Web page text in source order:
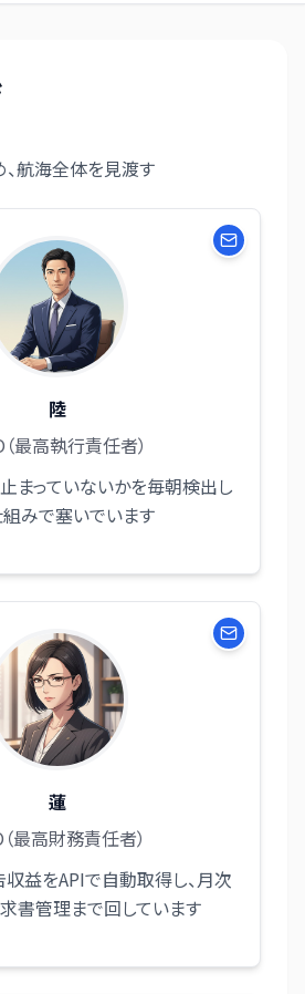
航海全体を見渡す
陸
最高執行責任者）
まっていないかを毎朝検出し
組みで塞いでいます
蓮
最高財務責任者）
収益をAPIで自動取得し、月次
書管理まで回しています